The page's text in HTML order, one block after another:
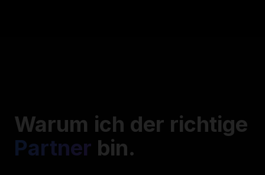
Warum ich der richtige
Partner bin.